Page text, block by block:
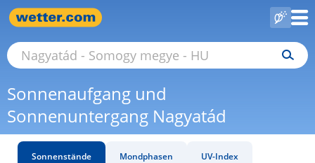
Sonnenaufgang und
Sonnenuntergang Nagyatád
Sonnenstände Mondphasen UV-Index